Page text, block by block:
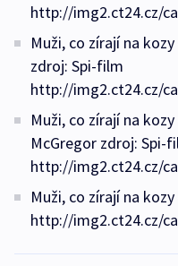
http://img2.ct24.cz/
Muži, co zírají na
zdroj: Spi-film
http://img2.ct24.cz/
Muži, co zírají na
McGregor zdroj: Spi-
http://img2.ct24.cz/
Muži, co zírají na
http://img2.ct24.cz/